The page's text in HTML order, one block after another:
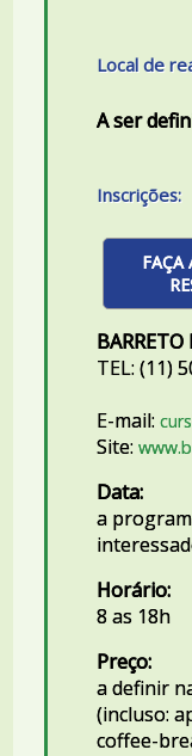
Local de
A ser
Inscrições:
FAÇA
TEL: (11)
E-mail:
Site:
Data:
a
Horário:
8 as 18h
Preço:
a definir
(incluso:
coffee-